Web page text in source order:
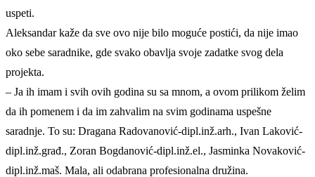
uspeti.
Aleksandar kaže da sve ovo nije bilo moguće postići, da nije imao
oko sebe saradnike, gde svako obavlja svoje zadatke svog dela
projekta.
– Ja ih imam i svih ovih godina su sa mnom, a ovom prilikom želim
da ih pomenem i da im zahvalim na svim godinama uspešne
saradnje. To su: Dragana Radovanović-dipl.inž.arh., Ivan Laković-
dipl.inž.građ., Zoran Bogdanović-dipl.inž.el., Jasminka Novaković-
dipl.inž.maš. Mala, ali odabrana profesionalna družina.